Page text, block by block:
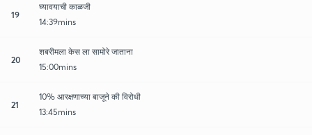
19
घ्यावयाची काळजी
14:39mins
20
शबरीमला केस ला सामोरे जाताना
15:00mins
21
10% आरक्षणाच्या बाजूने की विरोधी
13:45mins